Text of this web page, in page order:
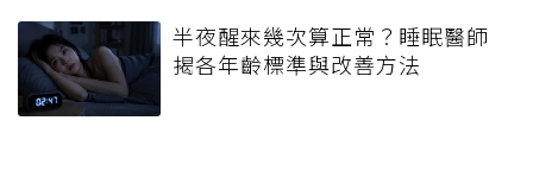
半夜醒來幾次算正常？睡眠醫師
揭各年齡標準與改善方法